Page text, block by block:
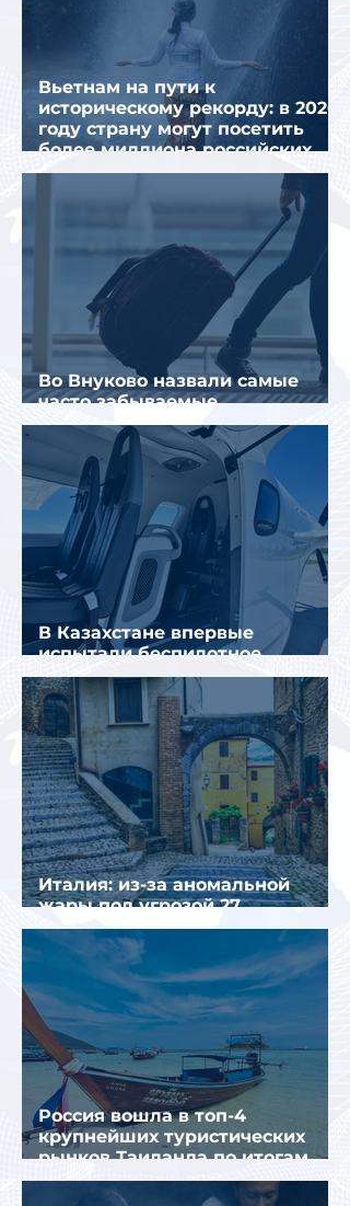
Вьетнам на пути к
историческому рекорду: в 2026
году страну могут посетить
более миллиона российских
туристов
Во Внуково назвали самые
часто забываемые
пассажирами вещи
В Казахстане впервые
испытали беспилотное
аэротакси с пассажирами
Италия: из-за аномальной
жары под угрозой 27
крупнейших городов
Россия вошла в топ-4
крупнейших туристических
рынков Таиланда по итогам
семи месяцев 2026 года